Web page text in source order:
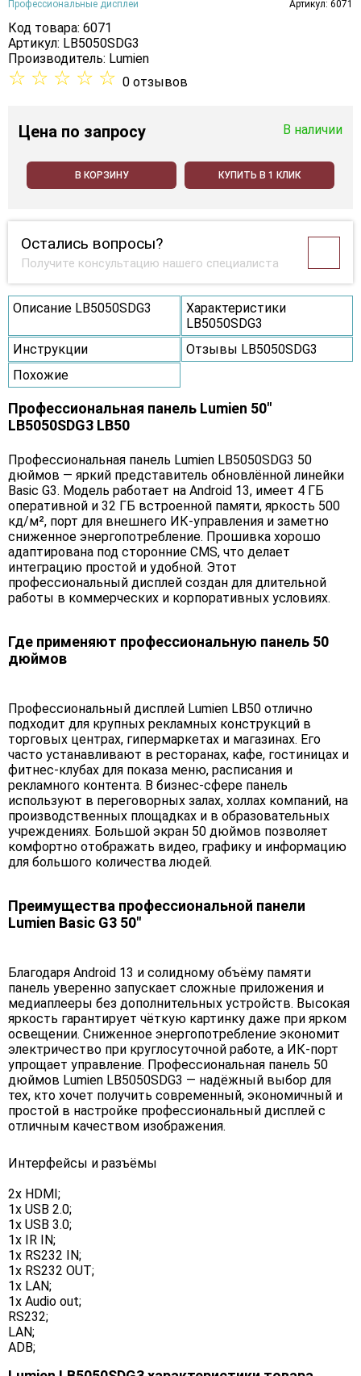
Профессиональные дисплеи Артикул: 6071
Код товара: 6071
Артикул: LB5050SDG3
Производитель: Lumien
☆ ☆ ☆ ☆ ☆ 0 отзывов
Цена по запросу В наличии
В КОРЗИНУ КУПИТЬ В 1 КЛИК
Остались вопросы?
Получите консультацию нашего специалиста
Описание LB5050SDG3
Характеристики
LB5050SDG3
Инструкции
Отзывы LB5050SDG3
Похожие
Профессиональная панель Lumien 50"
LB5050SDG3 LB50
Профессиональная панель Lumien LB5050SDG3 50
дюймов — яркий представитель обновлённой линейки
Basic G3. Модель работает на Android 13, имеет 4 ГБ
оперативной и 32 ГБ встроенной памяти, яркость 500
кд/м², порт для внешнего ИК-управления и заметно
сниженное энергопотребление. Прошивка хорошо
адаптирована под сторонние CMS, что делает
интеграцию простой и удобной. Этот
профессиональный дисплей создан для длительной
работы в коммерческих и корпоративных условиях.
Где применяют профессиональную панель 50
дюймов
Профессиональный дисплей Lumien LB50 отлично
подходит для крупных рекламных конструкций в
торговых центрах, гипермаркетах и магазинах. Его
часто устанавливают в ресторанах, кафе, гостиницах и
фитнес-клубах для показа меню, расписания и
рекламного контента. В бизнес-сфере панель
используют в переговорных залах, холлах компаний, на
производственных площадках и в образовательных
учреждениях. Большой экран 50 дюймов позволяет
комфортно отображать видео, графику и информацию
для большого количества людей.
Преимущества профессиональной панели
Lumien Basic G3 50"
Благодаря Android 13 и солидному объёму памяти
панель уверенно запускает сложные приложения и
медиаплееры без дополнительных устройств. Высокая
яркость гарантирует чёткую картинку даже при ярком
освещении. Сниженное энергопотребление экономит
электричество при круглосуточной работе, а ИК-порт
упрощает управление. Профессиональная панель 50
дюймов Lumien LB5050SDG3 — надёжный выбор для
тех, кто хочет получить современный, экономичный и
простой в настройке профессиональный дисплей с
отличным качеством изображения.
Интерфейсы и разъёмы
2x HDMI;
1x USB 2.0;
1x USB 3.0;
1x IR IN;
1x RS232 IN;
1x RS232 OUT;
1x LAN;
1x Audio out;
RS232;
LAN;
ADB;